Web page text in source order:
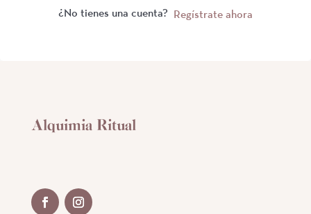
¿No tienes una cuenta? Regístrate ahora
Alquimia Ritual